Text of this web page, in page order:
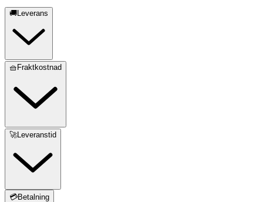
🚚Leverans
🧺Fraktkostnad
🚀Leveranstid
💳Betalning